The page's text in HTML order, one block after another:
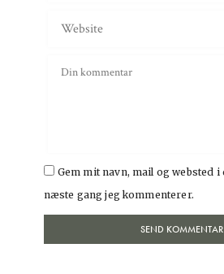
Gem mit navn, mail og websted
næste gang jeg kommenterer.